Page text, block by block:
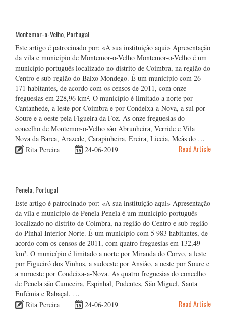
Montemor-o-Velho, Portugal
Este artigo é patrocinado por: «A sua instituição aqui» Apresentação
da vila e município de Montemor-o-Velho Montemor-o-Velho é um
município português localizado no distrito de Coimbra, na região do
Centro e sub-região do Baixo Mondego. É um município com 26
171 habitantes, de acordo com os censos de 2011, com onze
freguesias em 228,96 km². O município é limitado a norte por
Cantanhede, a leste por Coimbra e por Condeixa-a-Nova, a sul por
Soure e a oeste pela Figueira da Foz. As onze freguesias do
concelho de Montemor-o-Velho são Abrunheira, Verride e Vila
Nova da Barca, Arazede, Carapinheira, Ereira, Liceia, Meãs do …
Rita Pereira
24-06-2019 Read Article
Penela, Portugal
Este artigo é patrocinado por: «A sua instituição aqui» Apresentação
da vila e município de Penela Penela é um município português
localizado no distrito de Coimbra, na região do Centro e sub-região
do Pinhal Interior Norte. É um município com 5 983 habitantes, de
acordo com os censos de 2011, com quatro freguesias em 132,49
km². O município é limitado a norte por Miranda do Corvo, a leste
por Figueiró dos Vinhos, a sudoeste por Ansião, a oeste por Soure e
a noroeste por Condeixa-a-Nova. As quatro freguesias do concelho
de Penela são Cumeeira, Espinhal, Podentes, São Miguel, Santa
Eufémia e Rabaçal. …
Rita Pereira
24-06-2019 Read Article